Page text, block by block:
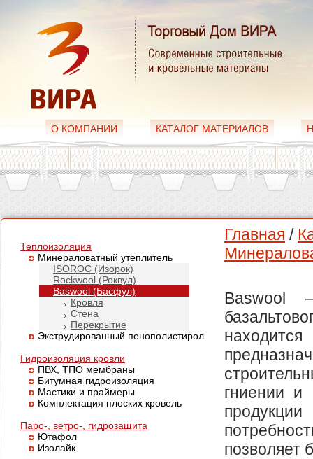
О КОМПАНИИ КАТАЛОГ МАТЕРИАЛОВ
Теплоизоляция
Минераловатный утеплитель
ISOROC (Изорок)
Rockwool (Роквул)
Baswool (Басфул)
Кровля
Стена
Перекрытие
Экструдированный пенополистирол
Гидроизоляция кровли
ПВХ, ТПО мембраны
Битумная гидроизоляция
Мастики и праймеры
Комплектация плоских кровель
Паро-, ветро-, гидрозащита
Ютафол
Изолайк
Главная /
Baswool
гниении и
позволяет